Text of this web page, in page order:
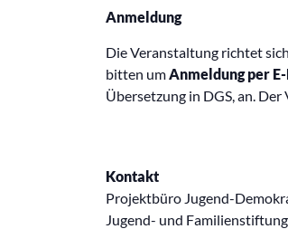
Anmeldung
Die Veranstaltung richtet
bitten umAnmeldung per
Übersetzung in DGS, an.
Kontakt
Projektbüro Jugend-
Jugend- und